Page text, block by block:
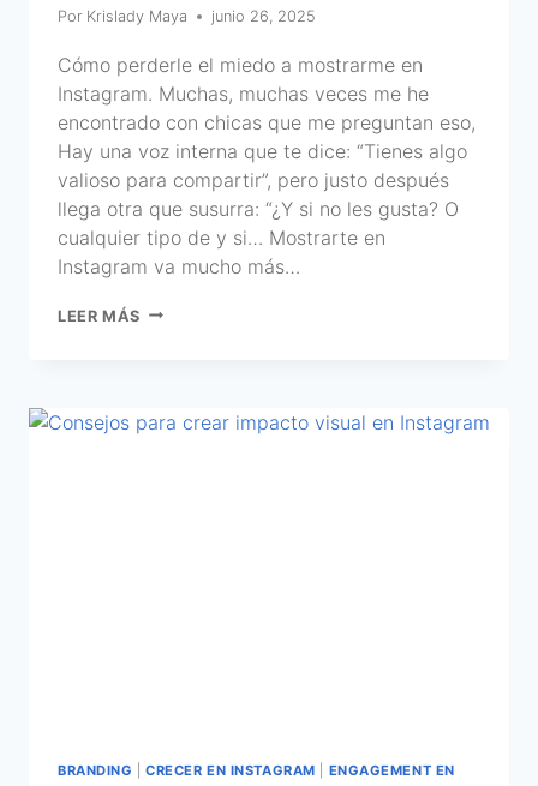
Por Krislady Maya junio 26, 2025
Cómo perderle el miedo a mostrarme en
Instagram. Muchas, muchas veces me he
encontrado con chicas que me preguntan eso,
Hay una voz interna que te dice: “Tienes algo
valioso para compartir”, pero justo después
llega otra que susurra: “¿Y si no les gusta? O
cualquier tipo de y si… Mostrarte en
Instagram va mucho más…
LEER MÁS
BRANDING |CRECER EN INSTAGRAM ENGAGEMENT EN